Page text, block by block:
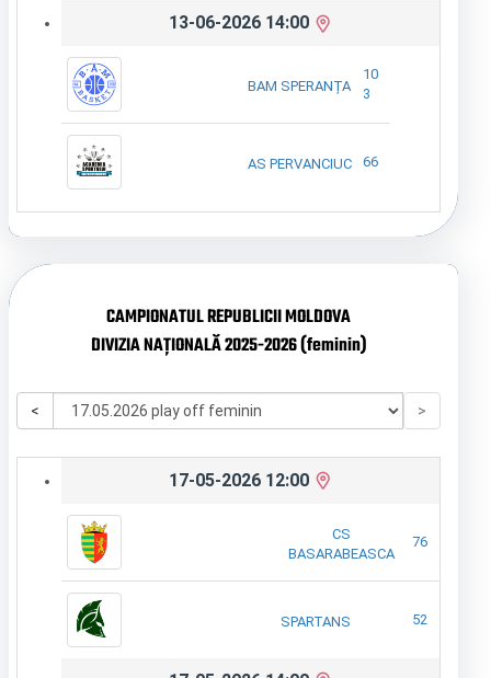
13-06-2026 14:00
BAM SPERANȚA
10
3
AS PERVANCIUC 66
CAMPIONATUL REPUBLICII MOLDOVA
DIVIZIA NAȚIONALĂ 2025-2026 (feminin)
< >
17-05-2026 12:00
CS
BASARABEASCA
76
SPARTANS 52